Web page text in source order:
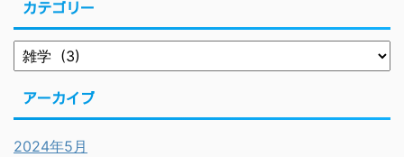
カテゴリー
アーカイブ
2024年5月